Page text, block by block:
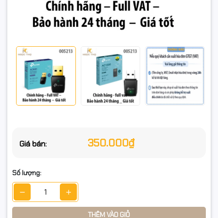
Giá bán: 350.000₫
Số lượng:
THÊM VÀO GIỎ
THÔNG SỐ KỸ THUẬT
Model: Archer T3U
Chuẩn Wi-Fi: 802.11ac (tương thích b/g/n/a)
Tốc độ: AC1300 = 867Mbps (5GHz) + 400Mbps (2.4GHz)
Kích thước/Thiết kế: Mini, dễ mang theo
Bảo hành: 24 tháng (chính hãng)
Thuế: Xuất hóa đơn Full VAT